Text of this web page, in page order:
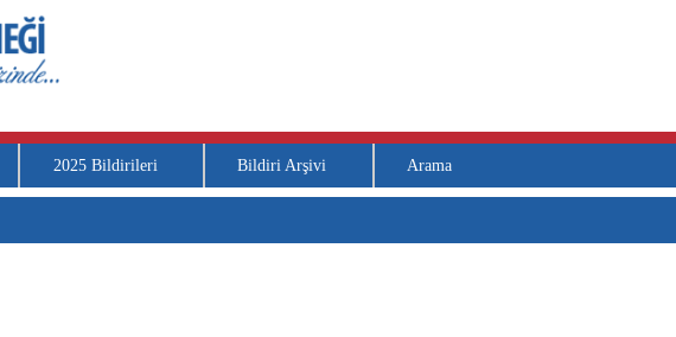
2025 Bildirileri Bildiri Arşivi Arama